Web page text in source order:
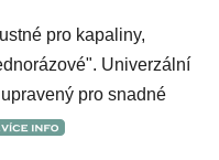
pro kapaliny,
Univerzální
pro snadné